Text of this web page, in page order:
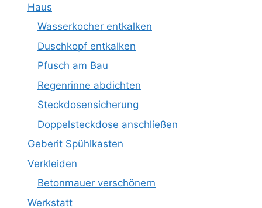
Haus
Wasserkocher entkalken
Duschkopf entkalken
Pfusch am Bau
Regenrinne abdichten
Steckdosensicherung
Doppelsteckdose anschließen
Geberit Spühlkasten
Verkleiden
Betonmauer verschönern
Werkstatt